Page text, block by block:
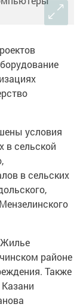
условия
в сельской
в сельских
районе
Также